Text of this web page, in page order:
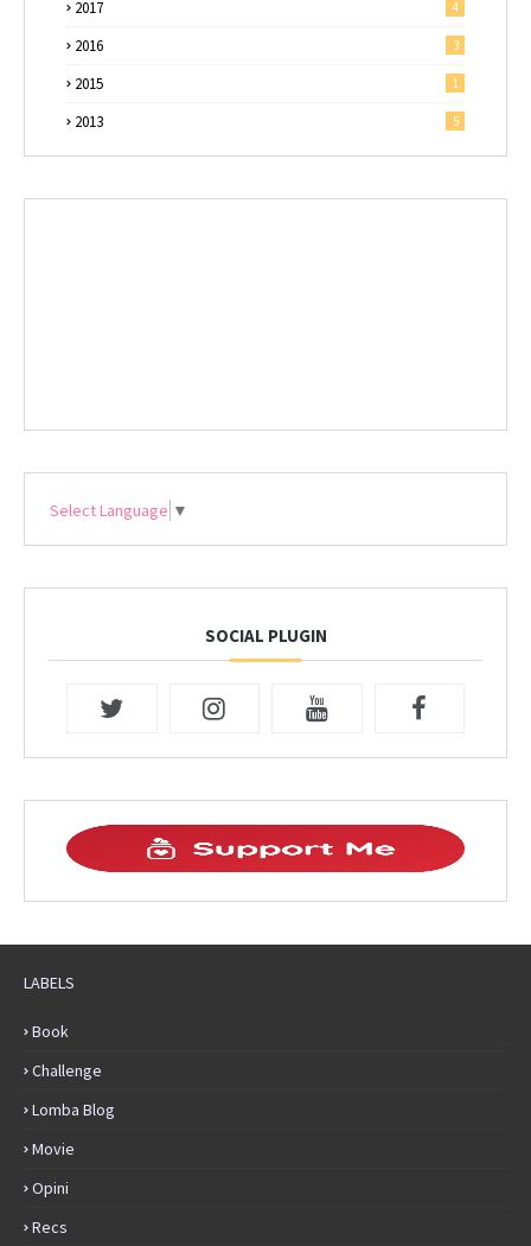
2017 4
2016 3
2015 1
2013 5
Select Language ▼
SOCIAL PLUGIN
LABELS
Book
Challenge
Lomba Blog
Movie
Opini
Recs